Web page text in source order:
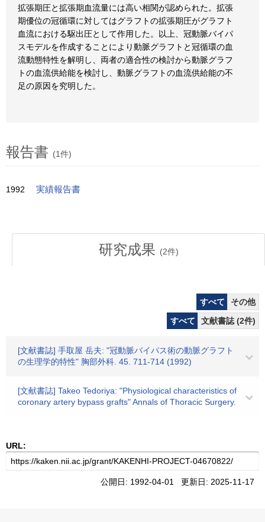
拡張期圧と拡張期血流量には高い相関が認められた。拡張
期優位の冠循環に対してはグラフトの拡張期圧がグラフト
血流における駆出圧として作用した。以上、冠動脈バイパ
スモデルを作成することにより動脈グラフトと冠循環の血
流動態特性を解明し、両者の適合性の検討から動脈グラフ
トの血流供給能を検討し、動脈グラフトの血流供給能の不
足の原因を究明した。
報告書 (1件)
1992 実績報告書
研究成果 (2件)
すべて
その他
すべて
文献書誌 (2件)
[文献書誌] 手取屋 岳夫: "冠動脈バイパス術の動脈グラフト
の生理学的特性" 胸部外科. 45. 711-714 (1992)
[文献書誌] Takeo Tedoriya: "Physiological characteristics of
coronary artery bypass grafts" Annals of Thoracic Surgery.
URL:
公開日: 1992-04-01 更新日: 2025-11-17